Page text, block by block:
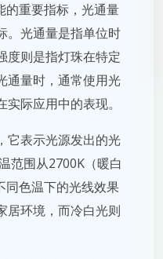
的重要指标，光通量
。光通量是指单位时
度则是指灯珠在特定
通量时，通常使用光
际应用中的表现。
它表示光源发出的光
范围从2700K（暖白
同色温下的光线效果
居环境，而冷白光则